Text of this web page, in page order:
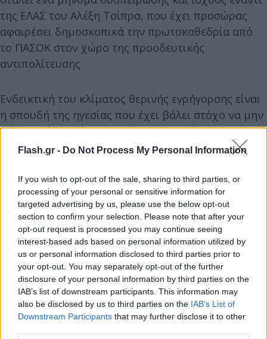
Flash.gr - Do Not Process My Personal Information
If you wish to opt-out of the sale, sharing to third parties, or
processing of your personal or sensitive information for
targeted advertising by us, please use the below opt-out
section to confirm your selection. Please note that after your
opt-out request is processed you may continue seeing
interest-based ads based on personal information utilized by
us or personal information disclosed to third parties prior to
your opt-out. You may separately opt-out of the further
disclosure of your personal information by third parties on the
IAB’s list of downstream participants. This information may
also be disclosed by us to third parties on the IAB’s List of
Downstream Participants that may further disclose it to other
της ΕΛΑΣ του Αλέξη Τσίπρα, που έχει προσώρας
αφαιρέσει δημοσκοπικά την πρωτοκαθεδρία από
το ΠΑΣΟΚ στον χώρο της προοδευτικής
αντιπολίτευσης.
Ενδεικτική του κλίματος θερινής εγρήγορσης είναι
η σπουδή της ηγεσίας που έχει βάλει στόχο να μην
πάει χαμένη «ούτε μια μέρα του Ιουλίου» και στην
κατεύθυνση αυτή ο Νίκος Ανδρουλάκης την
Βουλή σε μια πρόσωπο με πρόσωπο μονομαχία για
την ακρίβεια, στο πλαίσιο της «ώρας του
πρωθυπουργού», ενώ το έδαφος της κόντρας
συντήρησε η χθεσινή συνάντηση των τομεαρχών
του κύκλου Ανάπτυξης Άννας Διαμαντοπούλου και
Γιώργου Νικητιάδη με την Ένωση Σούπερ Μάρκετ
Ελλάδας όπου τονίστηκε ότι «η ακρίβεια δεν
αντιμετωπίζεται με αποσπασματικές ανακοινώσεις
και επικοινωνιακά μέτρα χωρίς πραγματικό
αντίκρισμα».